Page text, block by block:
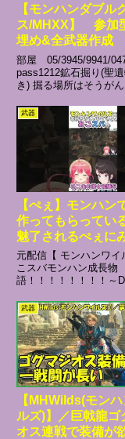
【モンハンダブル
ス/MHXX】 参
埋め&全武器作成
部屋 05/3945/9941/
pass1212鉱石掘り(聖
き) 掘る場所はそうがん
がきょえん地下提供で
ンテーヌ水中提供で
体まで鑑賞OKとします
の趣旨火...
武器
【ぺぇ】モンハン
作ってもらってい
魅了されるぺぇに
バ 【さくらみこ
バル Vtuber ホロ
ブ 切り抜き】
元配信【 モンハンワイ
こスバモンハン成長物
語！！！！！！！！～
バル】VOICEVOX:ず
さくらみこ #大空ス
ロライブ #vtuber切
ホロライブ切り抜き
武器
【MHWilds(モン
ルズ)】／巨戟龍ゴ
オス連戦で装備が